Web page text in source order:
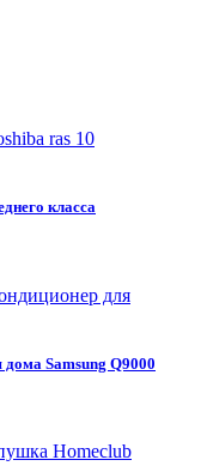
класса
Samsung Q9000